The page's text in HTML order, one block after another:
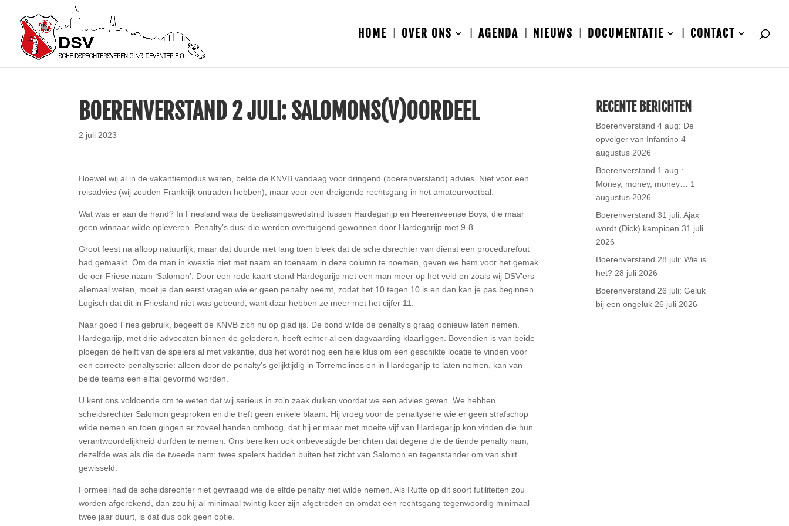
HOME OVER ONS AGENDA NIEUWS DOCUMENTATIE CONTACT
BOERENVERSTAND 2 JULI: SALOMONS(V)OORDEEL
2 juli 2023
Hoewel wij al in de vakantiemodus waren, belde de KNVB vandaag voor dringend (boerenverstand) advies. Niet voor een
reisadvies (wij zouden Frankrijk ontraden hebben), maar voor een dreigende rechtsgang in het amateurvoetbal.
Wat was er aan de hand? In Friesland was de beslissingswedstrijd tussen Hardegarijp en Heerenveense Boys, die maar
geen winnaar wilde opleveren. Penalty’s dus; die werden overtuigend gewonnen door Hardegarijp met 9-8.
Groot feest na afloop natuurlijk, maar dat duurde niet lang toen bleek dat de scheidsrechter van dienst een procedurefout
had gemaakt. Om de man in kwestie niet met naam en toenaam in deze column te noemen, geven we hem voor het gemak
de oer-Friese naam ‘Salomon’. Door een rode kaart stond Hardegarijp met een man meer op het veld en zoals wij DSV’ers
allemaal weten, moet je dan eerst vragen wie er geen penalty neemt, zodat het 10 tegen 10 is en dan kan je pas beginnen.
Logisch dat dit in Friesland niet was gebeurd, want daar hebben ze meer met het cijfer 11.
Naar goed Fries gebruik, begeeft de KNVB zich nu op glad ijs. De bond wilde de penalty’s graag opnieuw laten nemen.
Hardegarijp, met drie advocaten binnen de gelederen, heeft echter al een dagvaarding klaarliggen. Bovendien is van beide
ploegen de helft van de spelers al met vakantie, dus het wordt nog een hele klus om een geschikte locatie te vinden voor
een correcte penaltyserie: alleen door de penalty’s gelijktijdig in Torremolinos en in Hardegarijp te laten nemen, kan van
beide teams een elftal gevormd worden.
U kent ons voldoende om te weten dat wij serieus in zo’n zaak duiken voordat we een advies geven. We hebben
scheidsrechter Salomon gesproken en die treft geen enkele blaam. Hij vroeg voor de penaltyserie wie er geen strafschop
wilde nemen en toen gingen er zoveel handen omhoog, dat hij er maar met moeite vijf van Hardegarijp kon vinden die hun
verantwoordelijkheid durfden te nemen. Ons bereiken ook onbevestigde berichten dat degene die de tiende penalty nam,
dezelfde was als die de tweede nam: twee spelers hadden buiten het zicht van Salomon en tegenstander om van shirt
gewisseld.
Formeel had de scheidsrechter niet gevraagd wie de elfde penalty niet wilde nemen. Als Rutte op dit soort futiliteiten zou
worden afgerekend, dan zou hij al minimaal twintig keer zijn afgetreden en omdat een rechtsgang tegenwoordig minimaal
twee jaar duurt, is dat dus ook geen optie.
RECENTE BERICHTEN
Boerenverstand 4 aug: De
opvolger van Infantino 4
augustus 2026
Boerenverstand 1 aug.:
Money, money, money…
1
augustus 2026
Boerenverstand 31 juli: Ajax
wordt (Dick) kampioen 31 juli
2026
Boerenverstand 28 juli: Wie is
het? 28 juli 2026
Boerenverstand 26 juli: Geluk
bij een ongeluk 26 juli 2026